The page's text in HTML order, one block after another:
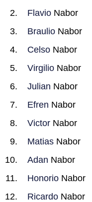
Flavio Nabor
Braulio Nabor
Celso Nabor
Virgilio Nabor
Julian Nabor
Efren Nabor
Victor Nabor
Matias Nabor
Adan Nabor
Honorio Nabor
Ricardo Nabor